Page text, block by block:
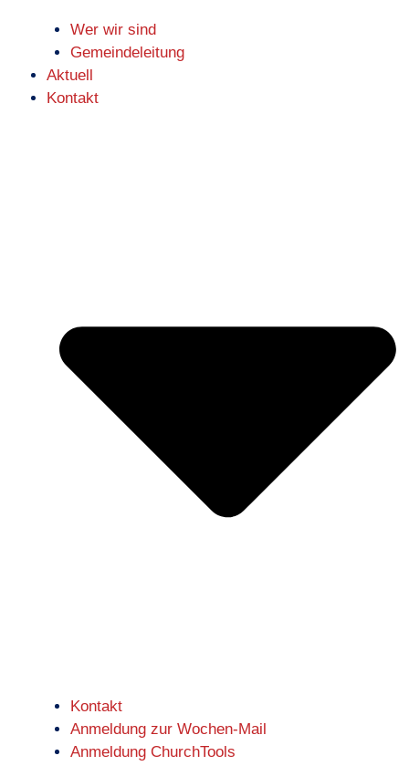
Wer wir sind
Gemeindeleitung
Aktuell
Kontakt
Kontakt
Anmeldung zur Wochen-Mail
Anmeldung ChurchTools